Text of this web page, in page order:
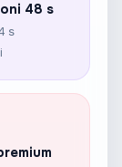
48 s
s